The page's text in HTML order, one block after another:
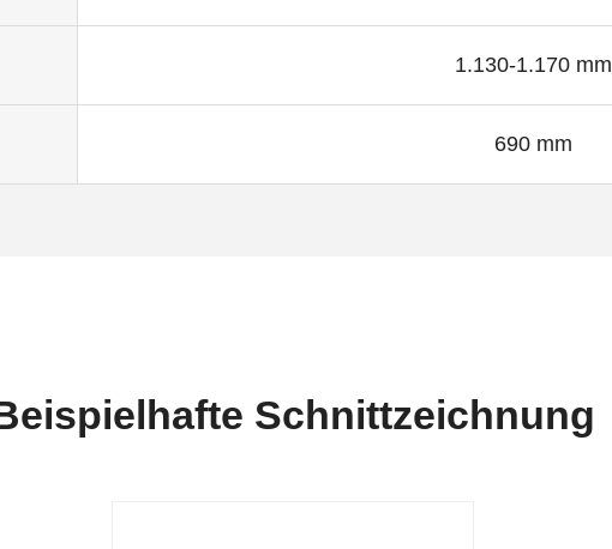
1.130-1.170 mm
690 mm
Schnittzeichnung